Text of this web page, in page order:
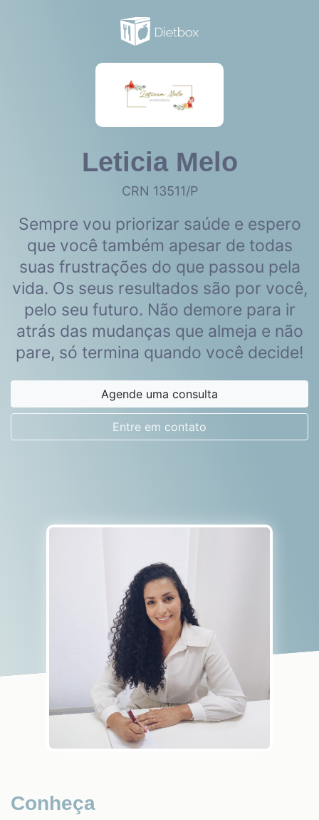
Leticia Melo
CRN 13511/P
Sempre vou priorizar saúde e espero
que você também apesar de todas
suas frustrações do que passou pela
vida. Os seus resultados são por você,
pelo seu futuro. Não demore para ir
atrás das mudanças que almeja e não
pare, só termina quando você decide!
Agende uma consulta
Entre em contato
Conheça